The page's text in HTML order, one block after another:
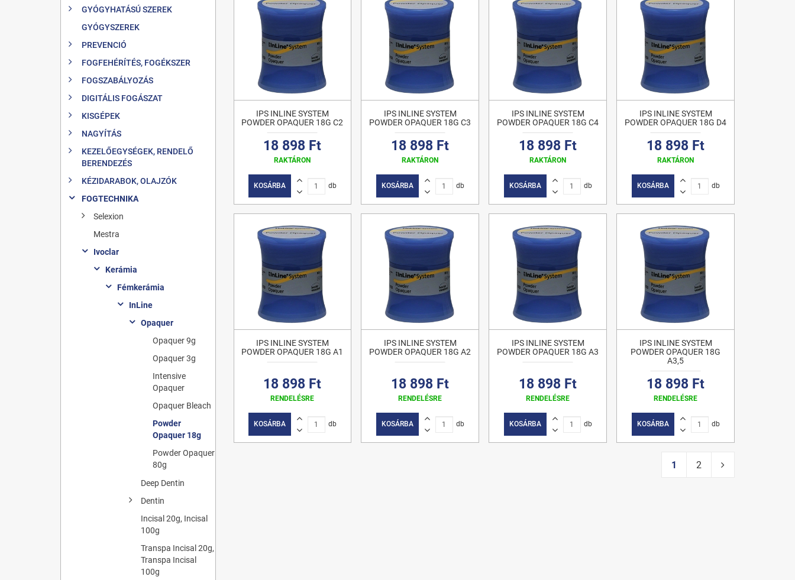
GYÓGYHATÁSÚ SZEREK
GYÓGYSZEREK
PREVENCIÓ
FOGFEHÉRÍTÉS, FOGÉKSZER
FOGSZABÁLYOZÁS
DIGITÁLIS FOGÁSZAT
KISGÉPEK
NAGYÍTÁS
KEZELŐEGYSÉGEK, RENDELŐ
BERENDEZÉS
KÉZIDARABOK, OLAJZÓK
FOGTECHNIKA
Selexion
Mestra
Ivoclar
Kerámia
Fémkerámia
InLine
Opaquer
Opaquer 9g
Opaquer 3g
Intensive
Opaquer
Opaquer Bleach
Powder
Opaquer 18g
Powder Opaquer
80g
Deep Dentin
Dentin
Incisal 20g, Incisal
100g
Transpa Incisal 20g,
Transpa Incisal
100g
IPS INLINE SYSTEM
POWDER OPAQUER 18G C2
18 898 Ft
RAKTÁRON
KOSÁRBA db
IPS INLINE SYSTEM
POWDER OPAQUER 18G C3
18 898 Ft
RAKTÁRON
KOSÁRBA db
IPS INLINE SYSTEM
POWDER OPAQUER 18G C4
18 898 Ft
RAKTÁRON
KOSÁRBA db
IPS INLINE SYSTEM
POWDER OPAQUER 18G D4
18 898 Ft
RAKTÁRON
KOSÁRBA db
IPS INLINE SYSTEM
POWDER OPAQUER 18G A1
18 898 Ft
RENDELÉSRE
KOSÁRBA db
IPS INLINE SYSTEM
POWDER OPAQUER 18G A2
18 898 Ft
RENDELÉSRE
KOSÁRBA db
IPS INLINE SYSTEM
POWDER OPAQUER 18G A3
18 898 Ft
RENDELÉSRE
KOSÁRBA db
IPS INLINE SYSTEM
POWDER OPAQUER 18G
A3,5
18 898 Ft
RENDELÉSRE
KOSÁRBA db
1 2